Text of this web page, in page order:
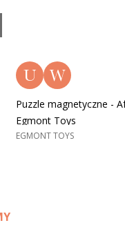
U W
Puzzle magnetyczne -
Egmont Toys
EGMONT TOYS